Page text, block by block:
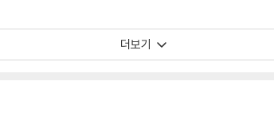
더보기